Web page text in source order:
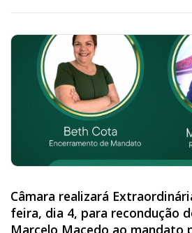
Câmara realizará
feira, dia 4, para recondução
Marcelo Macedo ao mandato